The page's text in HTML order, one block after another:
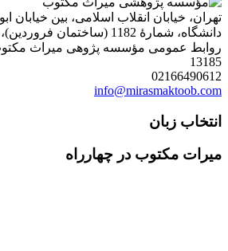
تهران، خیابان انقلاب اسلامی، بین خیابان
13185
02166490612
info@mirasmaktoob.com
انتخاب زبان
میرات مکتوب در چهارراه